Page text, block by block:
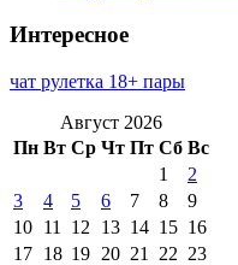
Интересное
чат рулетка 18+ пары
Август 2026
Пн Вт Ср Чт Пт Сб Вс
1
2
3
4 5 6 7 8
9
10 11 12 13 14 15 16
17 18 19 20 21 22 23